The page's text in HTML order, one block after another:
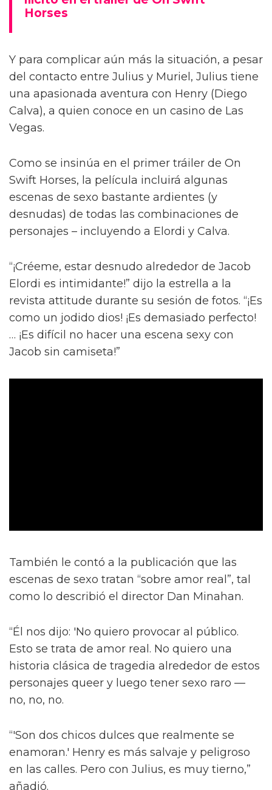
Horses
Y para complicar aún más la situación, a pesar
del contacto entre Julius y Muriel, Julius tiene
una apasionada aventura con Henry (Diego
Calva), a quien conoce en un casino de Las
Vegas.
Como se insinúa en el primer tráiler de On
Swift Horses, la película incluirá algunas
escenas de sexo bastante ardientes (y
desnudas) de todas las combinaciones de
personajes – incluyendo a Elordi y Calva.
“¡Créeme, estar desnudo alrededor de Jacob
Elordi es intimidante!” dijo la estrella a la
revista attitude durante su sesión de fotos. “¡Es
como un jodido dios! ¡Es demasiado perfecto!
… ¡Es difícil no hacer una escena sexy con
Jacob sin camiseta!”
También le contó a la publicación que las
escenas de sexo tratan “sobre amor real”, tal
como lo describió el director Dan Minahan.
“Él nos dijo: 'No quiero provocar al público.
Esto se trata de amor real. No quiero una
historia clásica de tragedia alrededor de estos
personajes queer y luego tener sexo raro —
no, no, no.
“'Son dos chicos dulces que realmente se
enamoran.' Henry es más salvaje y peligroso
en las calles. Pero con Julius, es muy tierno,”
añadió.